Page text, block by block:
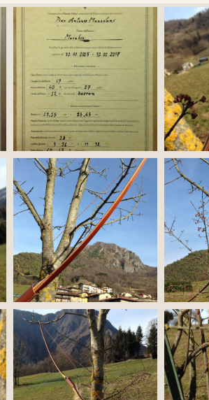
CONFIGURA E
LONGBOW
Guarda alcuni degli archi